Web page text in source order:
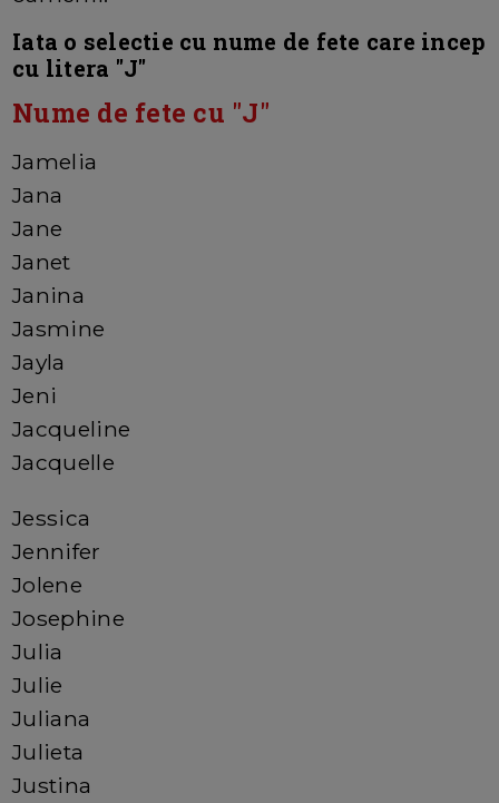
Iata o selectie cu nume de fete care incep
cu litera "J"
Nume de fete cu "J"
Jamelia
Jana
Jane
Janet
Janina
Jasmine
Jayla
Jeni
Jacqueline
Jacquelle
Jessica
Jennifer
Jolene
Josephine
Julia
Julie
Juliana
Julieta
Justina